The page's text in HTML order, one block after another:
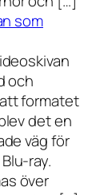
som
och
formatet
det en
väg för
ray.
över